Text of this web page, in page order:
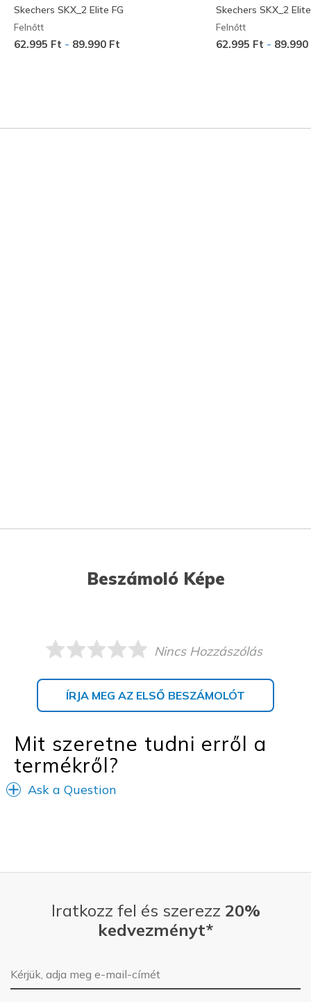
Skechers SKX_2 Elite FG
Felnőtt
62.995 Ft - 89.990 Ft
Skechers SKX_2
Felnőtt
62.995 Ft -
Beszámoló Képe
Nincs Hozzászólás
ÍRJA MEG AZ ELSŐ BESZÁMOLÓT
Mit szeretne tudni erről a
termékről?
Ask a Question
Iratkozz fel és szerezz 20%
kedvezményt*
E-mail-cím